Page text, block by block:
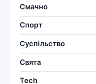
Смачно
Спорт
Суспільство
Свята
Tech